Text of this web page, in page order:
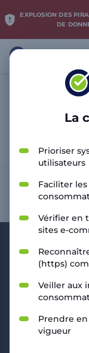
EXPLOSION DES
DE
RESSOURCES
Politique de
Mentions légales
CGV Marchands
La
Prioriser
utilisateurs
Faciliter
Vérifier en
sites e-
(https)
Veiller aux
Prendre
vigueur